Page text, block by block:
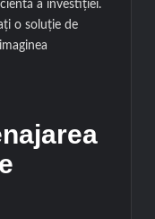
a investiției.
o soluție de